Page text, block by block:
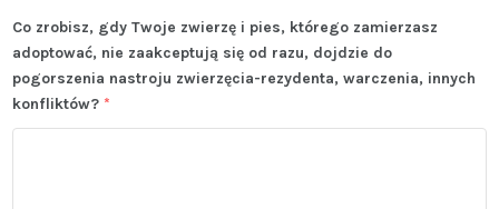
Co zrobisz, gdy Twoje zwierzę i pies, którego zamierzasz
adoptować, nie zaakceptują się od razu, dojdzie do
pogorszenia nastroju zwierzęcia-rezydenta, warczenia, innych
konfliktów? *